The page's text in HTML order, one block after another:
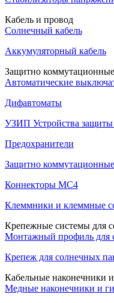
Кабель и провод
Солнечный кабель
Аккумуляторный кабель
Защитно коммутационные
Автоматические
Дифавтоматы
УЗИП Устройства
Предохранители
Защитно
Коннекторы MC4
Клеммники и клеммные
Крепежные системы для
Монтажный профиль для
Крепеж для солнечных
Кабельные наконечники
Медные наконечники и